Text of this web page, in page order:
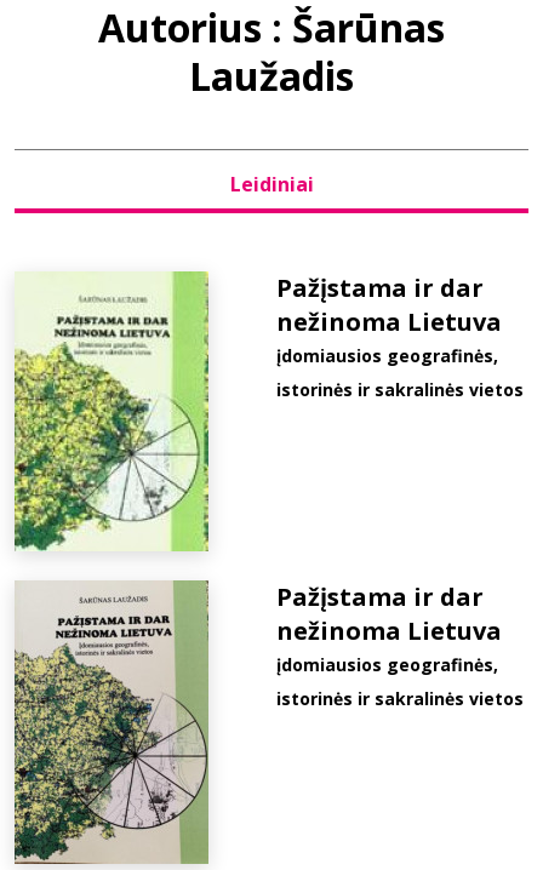
Naujienos
Bibliotekoms
D.U.K.
+370 667 80 541
Autorius : Šarūnas
Laužadis
Leidiniai
Pažįstama ir dar
nežinoma Lietuva
įdomiausios geografinės,
istorinės ir sakralinės vietos
Pažįstama ir dar
nežinoma Lietuva
įdomiausios geografinės,
istorinės ir sakralinės vietos